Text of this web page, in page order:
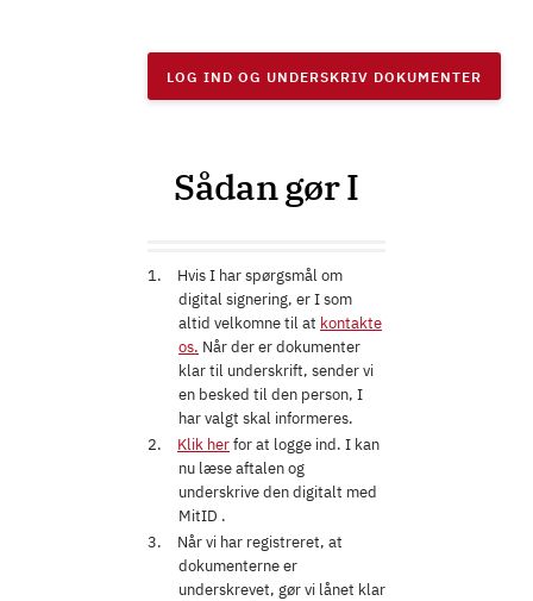
LOG IND OG UNDERSKRIV DOKUMENTER
Sådan gør I
Hvis I har spørgsmål om
digital signering, er I som
altid velkomne til at kontakte
os. Når der er dokumenter
klar til underskrift, sender vi
en besked til den person, I
har valgt skal informeres.
Klik herfor at logge ind. I kan
nu læse aftalen og
underskrive den digitalt med
MitID .
Når vi har registreret, at
dokumenterne er
underskrevet, gør vi lånet klar